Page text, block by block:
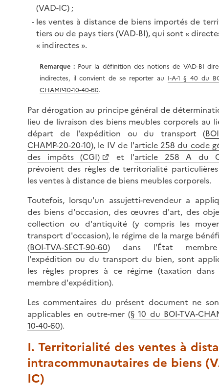
(VAD-IC) ;
les ventes à distance de biens importés de
tiers ou de pays tiers (VAD-BI), qui sont «
« indirectes ».
Remarque : Pour la définition des notions de VAD-BI
indirectes, il convient de se reporter au I-A-1 § 40 du
CHAMP-10-10-40-60.
Par dérogation au principe général de
lieu de livraison des biens meubles corporels au
départ de l'expédition ou du transport (
CHAMP-20-20-10), le IV de l'article 258 du code
des impôts (CGI)
et l'article 258 A du
prévoient des règles de territorialité
les ventes à distance de biens meubles corporels.
Toutefois, lorsqu'un assujetti-revendeur a
des biens d'occasion, des œuvres d'art, des
collection ou d'antiquité (y compris les
transport d'occasion), le régime de la marge
(BOI-TVA-SECT-90-60) dans l'État
l'expédition ou du transport du bien, sont
les règles propres à ce régime (taxation dans
membre d'expédition).
Les commentaires du présent document ne
applicables en outre-mer (§ 10 du BOI-TVA-
10-40-60).
I. Territorialité des ventes à
intracommunautaires de biens
IC)